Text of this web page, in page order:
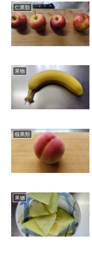
仁果類
果物
核果類
果物